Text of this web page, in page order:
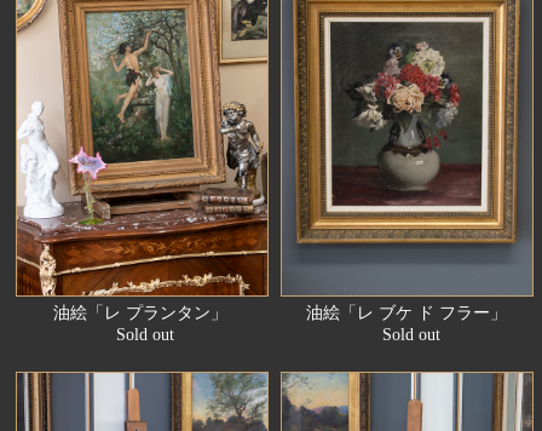
油絵「レ プランタン」
Sold out
油絵「レ ブケ ド フラー」
Sold out